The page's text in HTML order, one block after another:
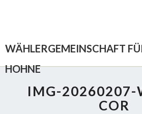
WÄHLERGEMEINSCHAFT
HOHNE
IMG-20260207-
COR